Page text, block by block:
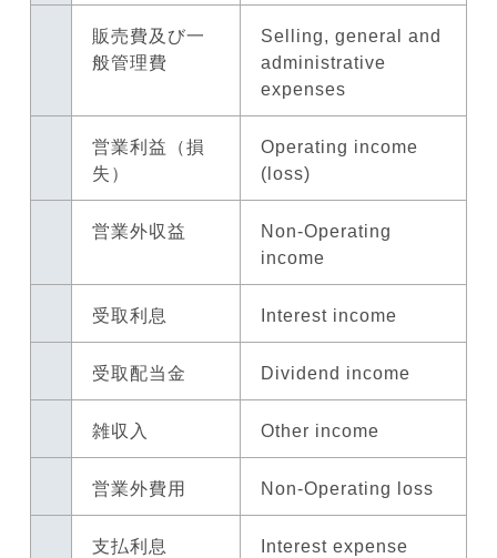
販売費及び一
般管理費
Selling, general and
administrative
expenses
営業利益（損
失）
Operating income
(loss)
営業外収益
Non-Operating
income
受取利息 Interest income
受取配当金 Dividend income
雑収入 Other income
営業外費用 Non-Operating loss
支払利息 Interest expense